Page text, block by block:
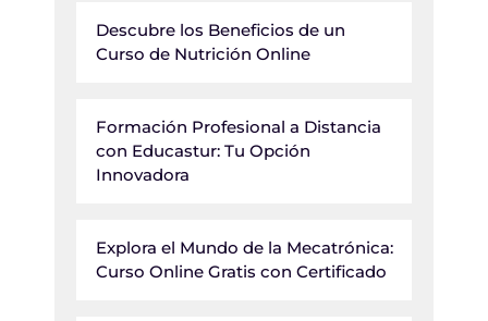
Descubre los Beneficios de un
Curso de Nutrición Online
Formación Profesional a Distancia
con Educastur: Tu Opción
Innovadora
Explora el Mundo de la Mecatrónica:
Curso Online Gratis con Certificado